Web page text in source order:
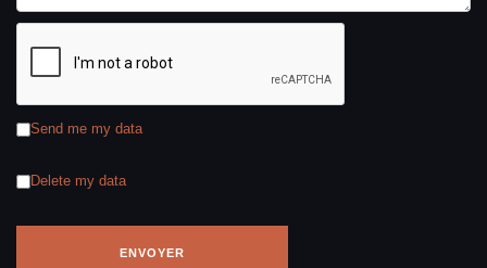
Send me my data
Delete my data